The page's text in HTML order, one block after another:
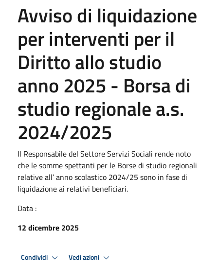
Avviso di liquidazione
per interventi per il
Diritto allo studio
anno 2025 - Borsa di
studio regionale a.s.
2024/2025
Il Responsabile del Settore Servizi Sociali rende noto
che le somme spettanti per le Borse di studio regionali
relative all’ anno scolastico 2024/25 sono in fase di
liquidazione ai relativi beneficiari.
Data :
12 dicembre 2025
Condividi Vedi azioni